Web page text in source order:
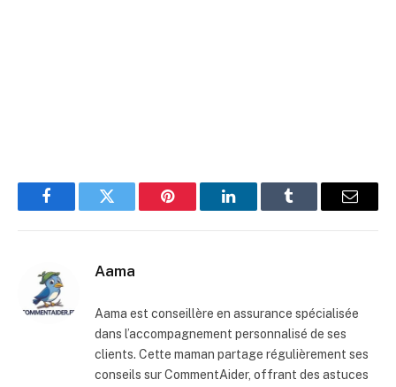
FacebookTwitter Pinterest LinkedInTumblr
E-
Aama
Aama est conseillère en assurance spécialisée
dans l’accompagnement personnalisé de ses
clients. Cette maman partage régulièrement ses
conseils sur CommentAider, offrant des astuces